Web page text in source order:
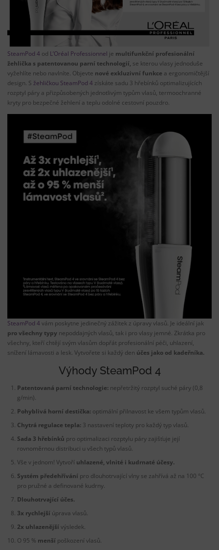
SteamPod 4 od L’Oréal Professionnel je multifunkční profesionální
žehlička s patentovanou parní technologií, se kterou vlasy jednoduše
vyžehlíte nebo navlníte. Objevte nové exkluzivní funkce a ergonomičtější
design. S žehličkou SteamPod 4 získáte sadu 3 hřebínků optimalizujících
rozptyl páry a přizpůsobených jednotlivým typům vlasů, termoochranné
kryty pro bezpečné žehlení a teplu odolné cestovní pouzdro.
SteamPod 4vám poskytne jedinečný zážitek z úpravy vlasů. Je ideální jak
pro všechny typy nepoddajných vlasů, tak i pro vlasy jemné. Zkrátka pro
všechny, kteří chtějí svým vlasům dopřát profesionální péči, uhlazení,
snížení lámavosti a lesk. Vytvořete si každý den účes jako od kadeřníka.
Výhody SteamPod 4
Patentovaná parní technologie: nepřetržitý rozptyl suché páry (0,8
g/min).
Pohyblivá horní destička: optimální přilnavost ke všem typům vlasů.
Chytrá regulace tepla: 3 nastavení teploty pro každý typ vlasů.
Sada 3 hřebínků pro optimalizaci rozptylu páry zajišťuje její
rovnoměrnou distribuci u všech typů vlasů.
Vše v jednom! Vytvoří uhlazené, vlnité i kudrnaté účesy.
Systém předehřívání pro dlouhotrvající vlny se zahřívá až na 100 °C
pro pružné a definované kudrny.
Dlouhotrvající účes.
3x rychlejší úprava vlasů.
2x uhlazenějšívýsledek.
O 95 % menší poškození vlasů.